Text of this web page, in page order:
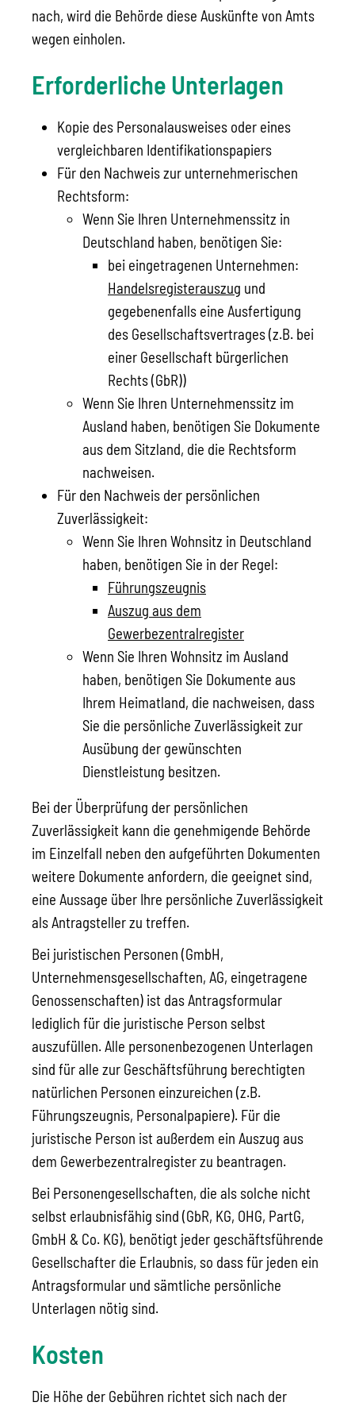
nach, wird die Behörde diese Auskünfte von Amts
wegen einholen.
Erforderliche Unterlagen
Kopie des Personalausweises oder eines
vergleichbaren Identifikationspapiers
Für den Nachweis zur unternehmerischen
Rechtsform:
Wenn Sie Ihren Unternehmenssitz in
Deutschland haben, benötigen Sie:
bei eingetragenen Unternehmen:
Handelsregisterauszug und
gegebenenfalls eine Ausfertigung
des Gesellschaftsvertrages (z.B. bei
einer Gesellschaft bürgerlichen
Rechts (GbR))
Wenn Sie Ihren Unternehmenssitz im
Ausland haben, benötigen Sie Dokumente
aus dem Sitzland, die die Rechtsform
nachweisen.
Für den Nachweis der persönlichen
Zuverlässigkeit:
Wenn Sie Ihren Wohnsitz in Deutschland
haben, benötigen Sie in der Regel:
Führungszeugnis
Auszug aus dem
Gewerbezentralregister
Wenn Sie Ihren Wohnsitz im Ausland
haben, benötigen Sie Dokumente aus
Ihrem Heimatland, die nachweisen, dass
Sie die persönliche Zuverlässigkeit zur
Ausübung der gewünschten
Dienstleistung besitzen.
Bei der Überprüfung der persönlichen
Zuverlässigkeit kann die genehmigende Behörde
im Einzelfall neben den aufgeführten Dokumenten
weitere Dokumente anfordern, die geeignet sind,
eine Aussage über Ihre persönliche Zuverlässigkeit
als Antragsteller zu treffen.
Bei juristischen Personen (GmbH,
Unternehmensgesellschaften, AG, eingetragene
Genossenschaften) ist das Antragsformular
lediglich für die juristische Person selbst
auszufüllen. Alle personenbezogenen Unterlagen
sind für alle zur Geschäftsführung berechtigten
natürlichen Personen einzureichen (z.B.
Führungszeugnis, Personalpapiere). Für die
juristische Person ist außerdem ein Auszug aus
dem Gewerbezentralregister zu beantragen.
Bei Personengesellschaften, die als solche nicht
selbst erlaubnisfähig sind (GbR, KG, OHG, PartG,
GmbH & Co. KG), benötigt jeder geschäftsführende
Gesellschafter die Erlaubnis, so dass für jeden ein
Antragsformular und sämtliche persönliche
Unterlagen nötig sind.
Kosten
Die Höhe der Gebühren richtet sich nach der